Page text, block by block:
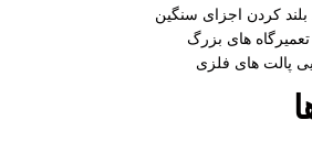
کردن اجزای سنگین
های بزرگ
پالت‌ های فلزی